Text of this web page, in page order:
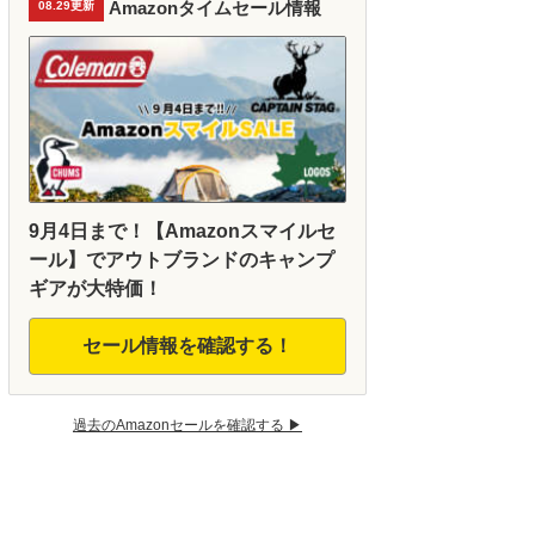
08.29更新 Amazonタイムセール情報
9月4日まで！【Amazonスマイルセ
ール】でアウトブランドのキャンプ
ギアが大特価！
セール情報を確認する！
過去のAmazonセールを確認する ▶︎